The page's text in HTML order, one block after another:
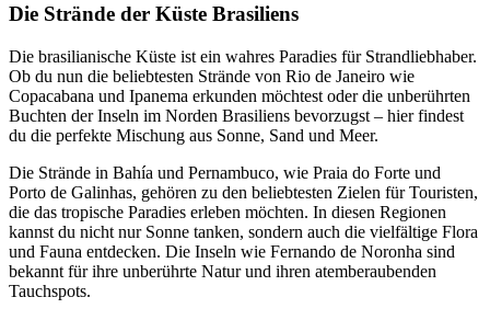
Die Strände der Küste Brasiliens
Die brasilianische Küste ist ein wahres Paradies für Strandliebhaber.
Ob du nun die beliebtesten Strände von Rio de Janeiro wie
Copacabana und Ipanema erkunden möchtest oder die unberührten
Buchten der Inseln im Norden Brasiliens bevorzugst – hier findest
du die perfekte Mischung aus Sonne, Sand und Meer.
Die Strände in Bahía und Pernambuco, wie Praia do Forte und
Porto de Galinhas, gehören zu den beliebtesten Zielen für Touristen,
die das tropische Paradies erleben möchten. In diesen Regionen
kannst du nicht nur Sonne tanken, sondern auch die vielfältige Flora
und Fauna entdecken. Die Inseln wie Fernando de Noronha sind
bekannt für ihre unberührte Natur und ihren atemberaubenden
Tauchspots.